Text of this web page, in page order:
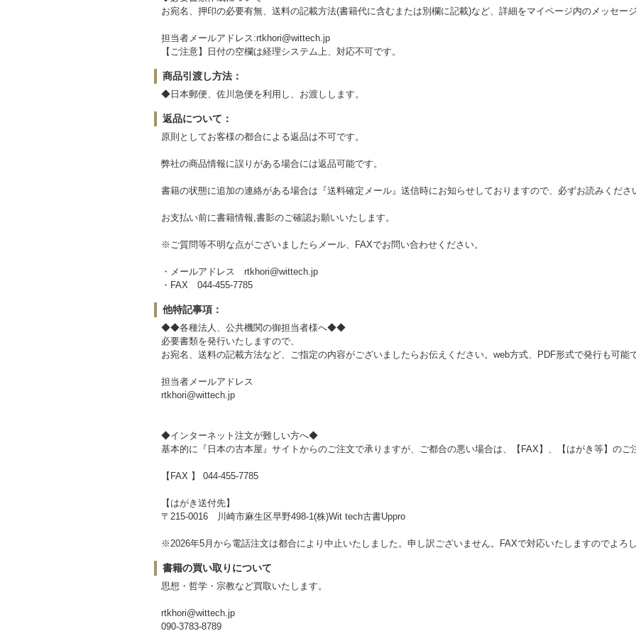
お宛名、押印の必要有無、送料の記載方法(書籍代に含むまたは別欄に記載)など、詳細をマイページ内のメッセー
担当者メールアドレス:rtkhori@wittech.jp
【ご注意】日付の空欄は経理システム上、対応不可です。
商品引渡し方法：
◆日本郵便、佐川急便を利用し、お渡しします。
返品について：
原則としてお客様の都合による返品は不可です。
弊社の商品情報に誤りがある場合には返品可能です。
書籍の状態に追加の連絡がある場合は『送料確定メール』送信時にお知らせしておりますので、必ずお読みくださ
お支払い前に書籍情報,書影のご確認お願いいたします。
※ご質問等不明な点がございましたらメール、FAXでお問い合わせください。
・メールアドレス rtkhori@wittech.jp
・FAX 044-455-7785
他特記事項：
◆◆各種法人、公共機関の御担当者様へ◆◆
必要書類を発行いたしますので、
お宛名、送料の記載方法など、ご指定の内容がございましたらお伝えください。web方式、PDF形式で発行も可能で
担当者メールアドレス
rtkhori@wittech.jp
◆インターネット注文が難しい方へ◆
基本的に『日本の古本屋』サイトからのご注文で承りますが、ご都合の悪い場合は、【FAX】、【はがき等】のご
【FAX 】 044-455-7785
【はがき送付先】
〒215-0016 川崎市麻生区早野498-1(株)Wit tech古書Uppro
※2026年5月から電話注文は都合により中止いたしました。申し訳ございません。FAXで対応いたしますのでよろ
書籍の買い取りについて
思想・哲学・宗教など買取いたします。
rtkhori@wittech.jp
090-3783-8789